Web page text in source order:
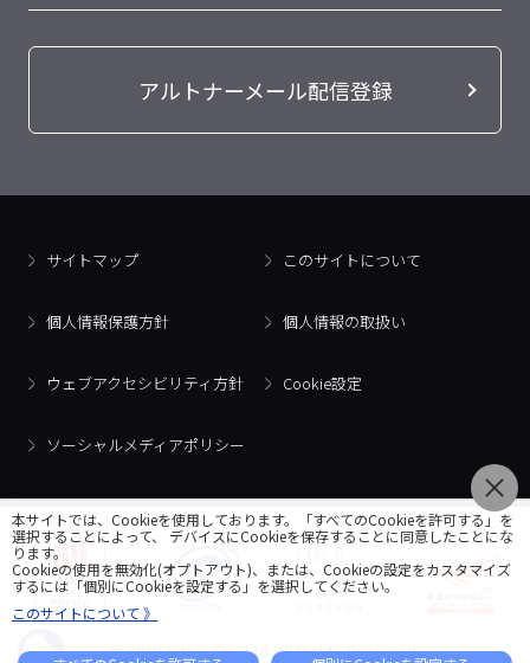
アルトナーメール配信登録
サイトマップ このサイトについて
個人情報保護方針 個人情報の取扱い
ウェブアクセシビリティ方針 Cookie設定
ソーシャルメディアポリシー
© 2018 Artner Co., Ltd. All Rights Reserved.
本サイトでは、Cookieを使用しております。「すべてのCookieを許可する」を
選択することによって、 デバイスにCookieを保存することに同意したことにな
ります。
Cookieの使用を無効化(オプトアウト)、または、Cookieの設定をカスタマイズ
するには「個別にCookieを設定する」を選択してください。
このサイトについて 》